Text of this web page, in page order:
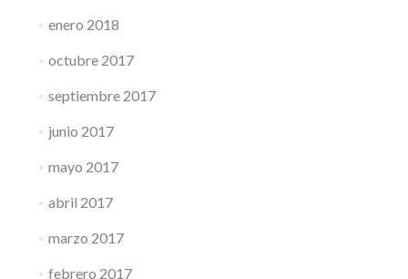
enero 2018
octubre 2017
septiembre 2017
junio 2017
mayo 2017
abril 2017
marzo 2017
febrero 2017